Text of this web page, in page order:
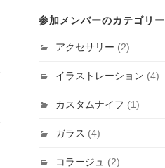
参加メンバーのカテゴリー
アクセサリー (2)
イラストレーション (4)
カスタムナイフ (1)
ガラス (4)
コラージュ (2)